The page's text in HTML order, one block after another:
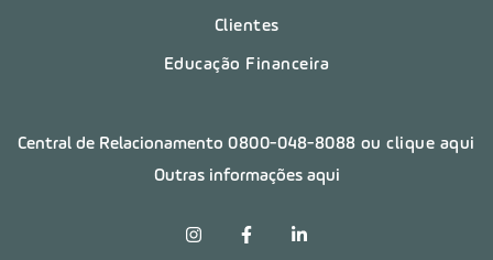
Clientes
Educação Financeira
Central de Relacionamento0800-048-8088 ou clique aqui
Outras informações aqui